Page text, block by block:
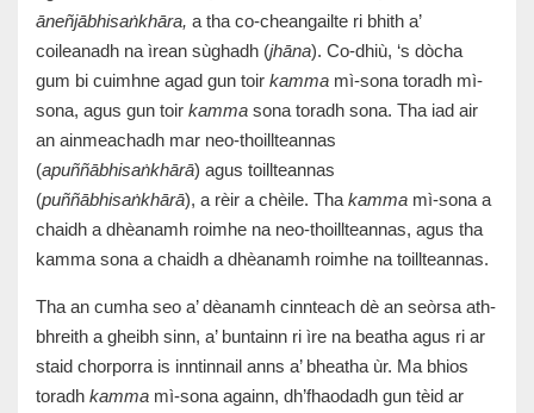
āneñjābhisaṅkhāra, a tha co-cheangailte ri bhith a’
coileanadh na ìrean sùghadh (jhāna). Co-dhiù, ‘s dòcha
gum bi cuimhne agad gun toir kamma mì-sona toradh mì-
sona, agus gun toir kamma sona toradh sona. Tha iad air
an ainmeachadh mar neo-thoillteannas
(apuññābhisaṅkhārā) agus toillteannas
(puññābhisaṅkhārā), a rèir a chèile. Tha kamma mì-sona a
chaidh a dhèanamh roimhe na neo-thoillteannas, agus tha
kamma sona a chaidh a dhèanamh roimhe na toillteannas.
Tha an cumha seo a’ dèanamh cinnteach dè an seòrsa ath-
bhreith a gheibh sinn, a’ buntainn ri ìre na beatha agus ri ar
staid chorporra is inntinnail anns a’ bheatha ùr. Ma bhios
toradh kamma mì-sona againn, dh’fhaodadh gun tèid ar